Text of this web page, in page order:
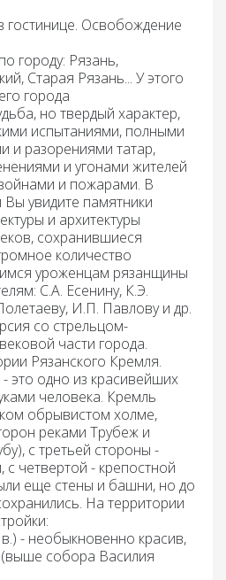
гостинице. Освобождение
городу: Рязань,
Старая Рязань... У этого
города
но твердый характер,
испытаниями, полными
и разорениями татар,
и угонами жителей
и пожарами. В
увидите памятники
и архитектуры
сохранившиеся
количество
уроженцам рязанщины
С.А. Есенину, К.Э.
И.П. Павлову и др.
со стрельцом-
части города.
Рязанского Кремля.
- это одно из красивейших
человека. Кремль
обрывистом холме,
реками Трубеж и
с третьей стороны -
четвертой - крепостной
еще стены и башни, но до
На территории
- необыкновенно красив,
собора Василия